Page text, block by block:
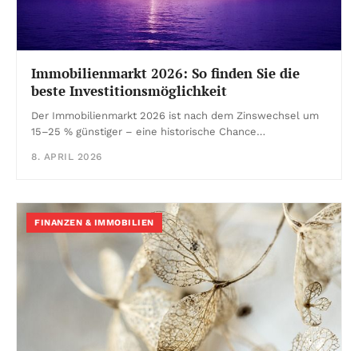
Immobilienmarkt 2026: So finden Sie die
beste Investitionsmöglichkeit
Der Immobilienmarkt 2026 ist nach dem Zinswechsel um
15–25 % günstiger – eine historische Chance…
8. APRIL 2026
FINANZEN & IMMOBILIEN